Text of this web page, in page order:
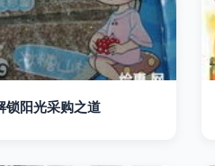
锁阳光采购之道